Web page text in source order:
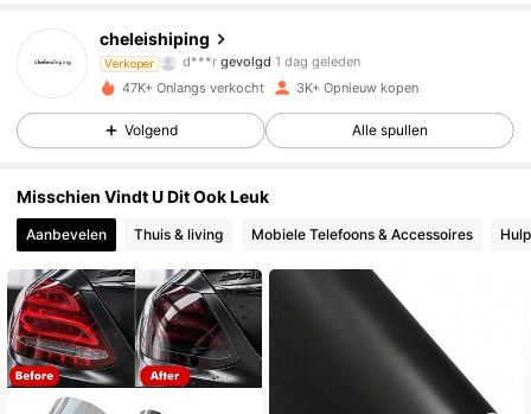
cheleishiping
Verkoper
d***r gevolgd
c***n is aan het browsen
4.79
766 Volgers
4.79 766 Volgers
4.79 766 Volgers
47K+ Onlangs verkocht 3K+ Opnieuw kopen
Volgend Alle spullen
Misschien Vindt U Dit Ook Leuk
Aanbevelen Thuis & living Mobiele Telefoons & Accessoires